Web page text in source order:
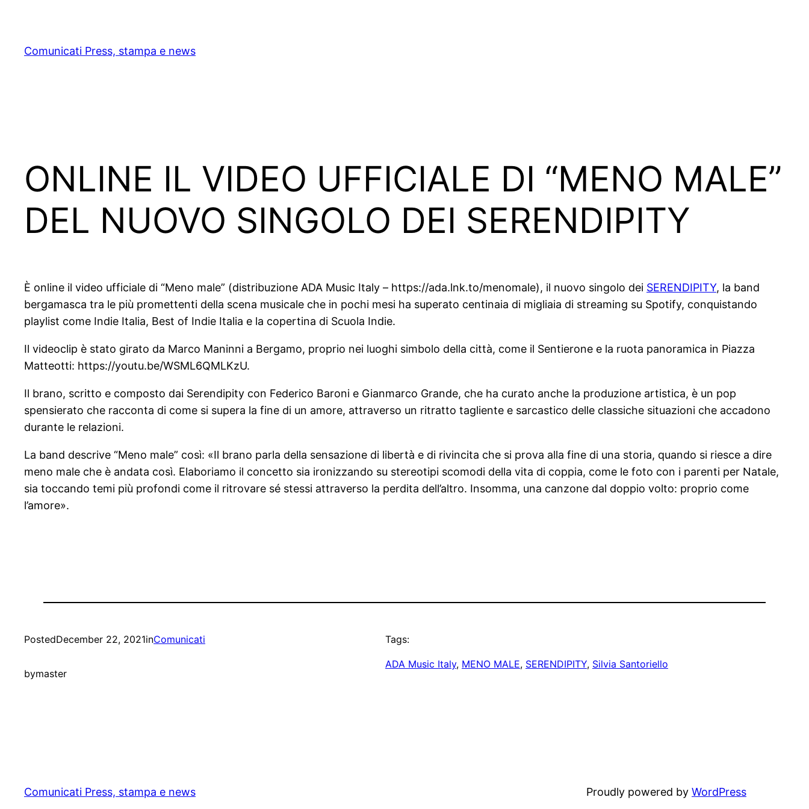
content
Comunicati Press, stampa e news
ONLINE IL VIDEO UFFICIALE DI “MENO MALE”
DEL NUOVO SINGOLO DEI SERENDIPITY
È online il video ufficiale di “Meno male” (distribuzione ADA Music Italy – https://ada.lnk.to/menomale), il nuovo singolo dei SERENDIPITY, la band
bergamasca tra le più promettenti della scena musicale che in pochi mesi ha superato centinaia di migliaia di streaming su Spotify, conquistando
playlist come Indie Italia, Best of Indie Italia e la copertina di Scuola Indie.
Il videoclip è stato girato da Marco Maninni a Bergamo, proprio nei luoghi simbolo della città, come il Sentierone e la ruota panoramica in Piazza
Matteotti: https://youtu.be/WSML6QMLKzU.
Il brano, scritto e composto dai Serendipity con Federico Baroni e Gianmarco Grande, che ha curato anche la produzione artistica, è un pop
spensierato che racconta di come si supera la fine di un amore, attraverso un ritratto tagliente e sarcastico delle classiche situazioni che accadono
durante le relazioni.
La band descrive “Meno male” così: «Il brano parla della sensazione di libertà e di rivincita che si prova alla fine di una storia, quando si riesce a dire
meno male che è andata così. Elaboriamo il concetto sia ironizzando su stereotipi scomodi della vita di coppia, come le foto con i parenti per Natale,
sia toccando temi più profondi come il ritrovare sé stessi attraverso la perdita dell’altro. Insomma, una canzone dal doppio volto: proprio come
l’amore».
PostedDecember 22, 2021inComunicati
bymaster
Tags:
ADA Music Italy, MENO MALE, SERENDIPITY, Silvia Santoriello
Comunicati Press, stampa e news Proudly powered by WordPress